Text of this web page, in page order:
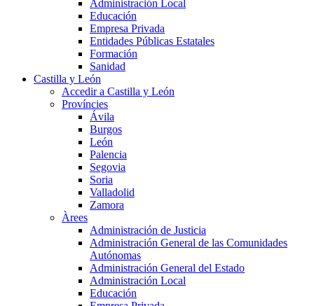
Administración Local
Educación
Empresa Privada
Entidades Públicas Estatales
Formación
Sanidad
Castilla y León
Accedir a Castilla y León
Províncies
Ávila
Burgos
León
Palencia
Segovia
Soria
Valladolid
Zamora
Àrees
Administración de Justicia
Administración General de las Comunidades
Autónomas
Administración General del Estado
Administración Local
Educación